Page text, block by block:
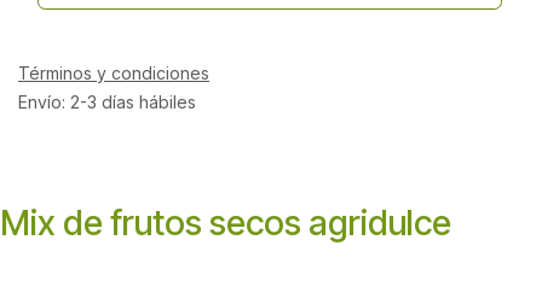
Términos y condiciones
Envío: 2-3 días hábiles
Mix de frutos secos agridulce